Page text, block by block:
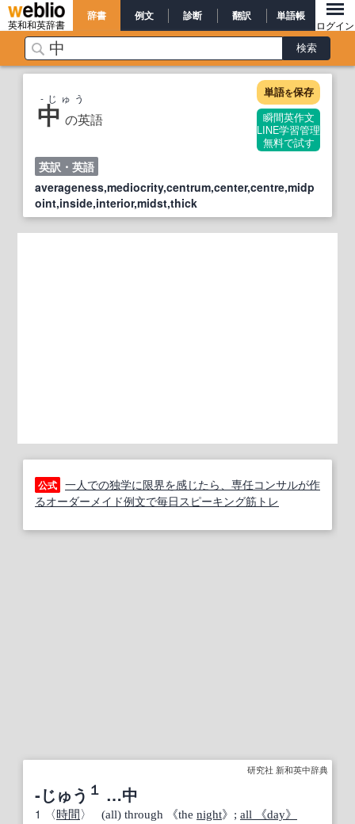
英和和英辞書
辞書 例文 診断 翻訳 単語帳
ログイン
中 の英語
‐じゅう 単語を保存
瞬間英作文
LINE学習管理
無料で試す
英訳・英語
averageness,mediocrity,centrum,center,centre,midp
oint,inside,interior,midst,thick
公式 一人での独学に限界を感じたら、専任コンサルが作
るオーダーメイド例文で毎日スピーキング筋トレ
研究社 新和英中辞典
‐じゅう １ …中
1 〈時間 〉 (all) through 《the night》; all 《day》